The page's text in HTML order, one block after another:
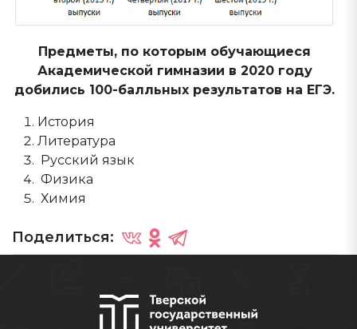
Предметы, по которым обучающиеся
Академической гимназии в 2020 году
добились 100-балльных результатов на ЕГЭ.
История
Литература
Русский язык
Физика
Химия
Поделиться: